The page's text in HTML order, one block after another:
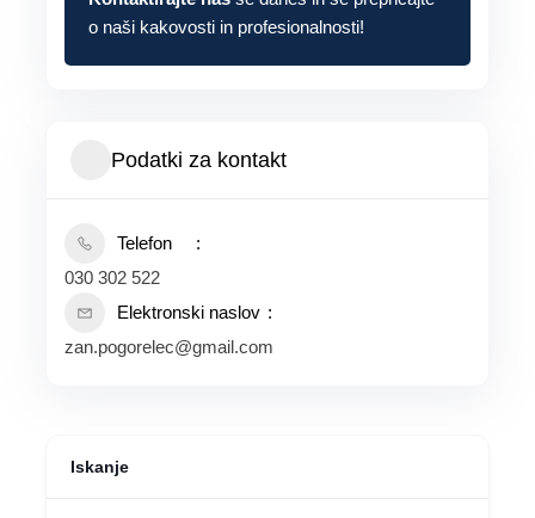
o naši kakovosti in profesionalnosti!
Podatki za kontakt
Telefon
030 302 522
Elektronski naslov
zan.pogorelec@gmail.com
Iskanje